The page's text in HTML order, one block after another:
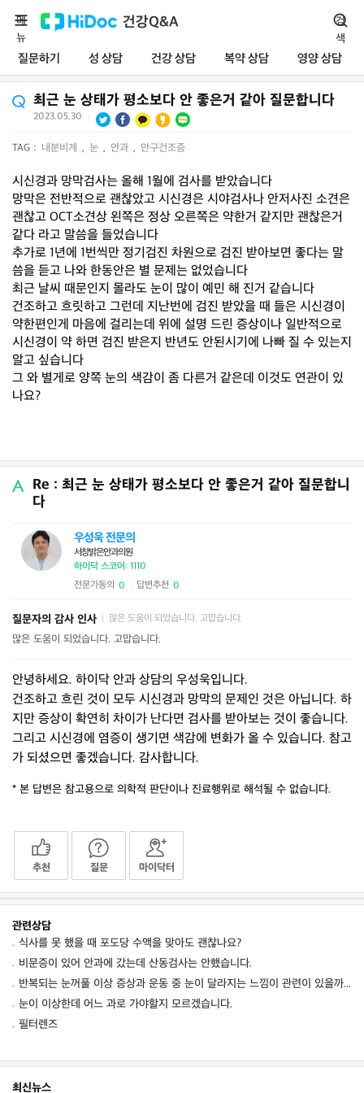
건강Q&A
질문하기 성 상담 건강 상담 복약 상담 영양 상담
메
뉴
검
색
최근 눈 상태가 평소보다 안 좋은거 같아 질문합니다
2023.05.30
TAG : 내분비계 , 눈 , 안과 , 안구건조증
시신경과 망막검사는 올해 1월에 검사를 받았습니다
망막은 전반적으로 괜찮았고 시신경은 시야검사나 안저사진 소견은
괜찮고 OCT소견상 왼쪽은 정상 오른쪽은 약한거 같지만 괜찮은거
같다 라고 말씀을 들었습니다
추가로 1년에 1번씩만 정기검진 차원으로 검진 받아보면 좋다는 말
씀을 듣고 나와 한동안은 별 문제는 없었습니다
최근 날씨 때문인지 몰라도 눈이 많이 예민 해 진거 같습니다
건조하고 흐릿하고 그런데 지난번에 검진 받았을 때 들은 시신경이
약한편인게 마음에 걸리는데 위에 설명 드린 증상이나 일반적으로
시신경이 약 하면 검진 받은지 반년도 안된시기에 나빠 질 수 있는지
알고 싶습니다
그 와 별게로 양쪽 눈의 색감이 좀 다른거 같은데 이것도 연관이 있
나요?
Re : 최근 눈 상태가 평소보다 안 좋은거 같아 질문합니
다
우성욱 전문의
서창밝은안과의원
하이닥 스코어: 1110
전문가동의 0 답변추천 0
질문자의 감사 인사 많은 도움이 되었습니다. 고맙습니다.
많은 도움이 되었습니다. 고맙습니다.
안녕하세요. 하이닥 안과 상담의 우성욱입니다.
건조하고 흐린 것이 모두 시신경과 망막의 문제인 것은 아닙니다. 하
지만 증상이 확연히 차이가 난다면 검사를 받아보는 것이 좋습니다.
그리고 시신경에 염증이 생기면 색감에 변화가 올 수 있습니다. 참고
가 되셨으면 좋겠습니다. 감사합니다.
* 본 답변은 참고용으로 의학적 판단이나 진료행위로 해석될 수 없습니다.
추천 질문 마이닥터
관련상담
식사를 못 했을 때 포도당 수액을 맞아도 괜찮나요?
비문증이 있어 안과에 갔는데 산동검사는 안했습니다.
반복되는 눈꺼풀 이상 증상과 운동 중 눈이 달라지는 느낌이 관련이 있을까요
눈이 이상한데 어느 과로 가야할지 모르겠습니다.
필터렌즈
최신뉴스